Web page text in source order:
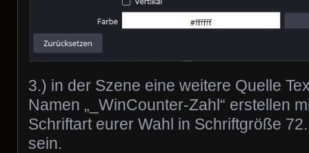
3.) in der Szene eine weitere Quelle
Namen „_WinCounter-Zahl“ erstellen
Schriftart eurer Wahl in Schriftgröße 72.
sein.